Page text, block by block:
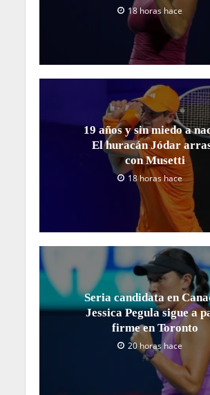
18 horas hace
19 años y sin miedo a
El huracán Jódar
con Musetti
18 horas hace
Seria candidata en
Jessica Pegula sigue a
firme en Toronto
20 horas hace